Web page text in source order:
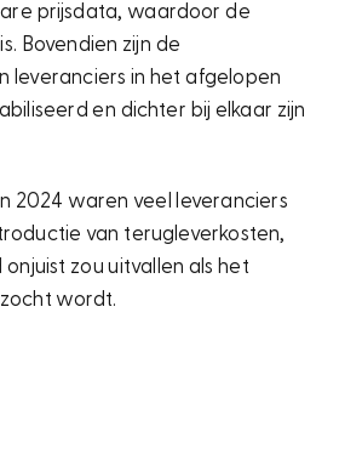
prijsdata, waardoor de
Bovendien zijn de
leveranciers in het afgelopen
en dichter bij elkaar zijn
2024 waren veel leveranciers
van terugleverkosten,
zou uitvallen als het
wordt.